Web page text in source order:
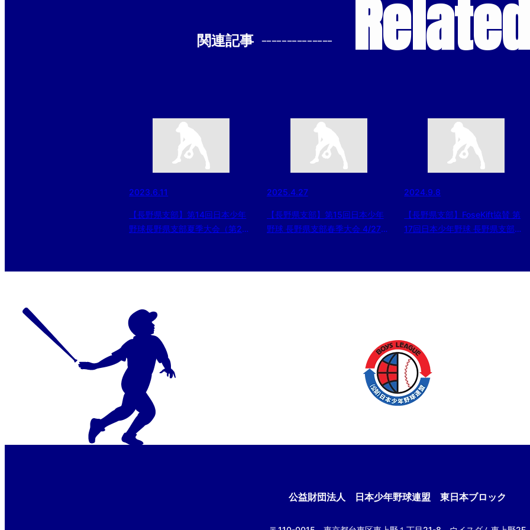
関連記事 --------------
2023.6.11
【長野県支部】第14回日本少年
野球長野県支部夏季大会（第2回
2025.4.27
【長野県支部】第15回日本少年
野球 長野県支部春季大会 4/27一
2024.9.8
【長野県支部】FoseKift協賛 第
17回日本少年野球 長野県支部ジ
公益財団法人 日本少年野球連盟 東日本ブロック